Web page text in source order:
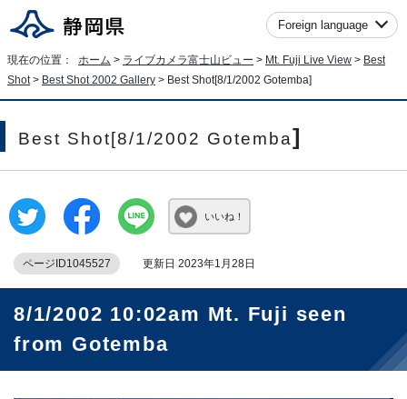
Foreign language
現在の位置： ホーム > ライブカメラ富士山ビュー > Mt. Fuji Live View > Best
Shot> Best Shot 2002 Gallery > Best Shot[8/1/2002 Gotemba]
Best Shot[8/1/2002 Gotemba]
いいね！
ページID1045527 更新日 2023年1月28日
8/1/2002 10:02am Mt. Fuji seen
from Gotemba